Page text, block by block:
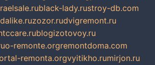
black-lady.rustroy-db.com
zozor.rudvigremont.ru
blogizotovoy.ru
o-remonte.orgremontdoma.com
remonta.orgvyitikho.rumirjon.ru